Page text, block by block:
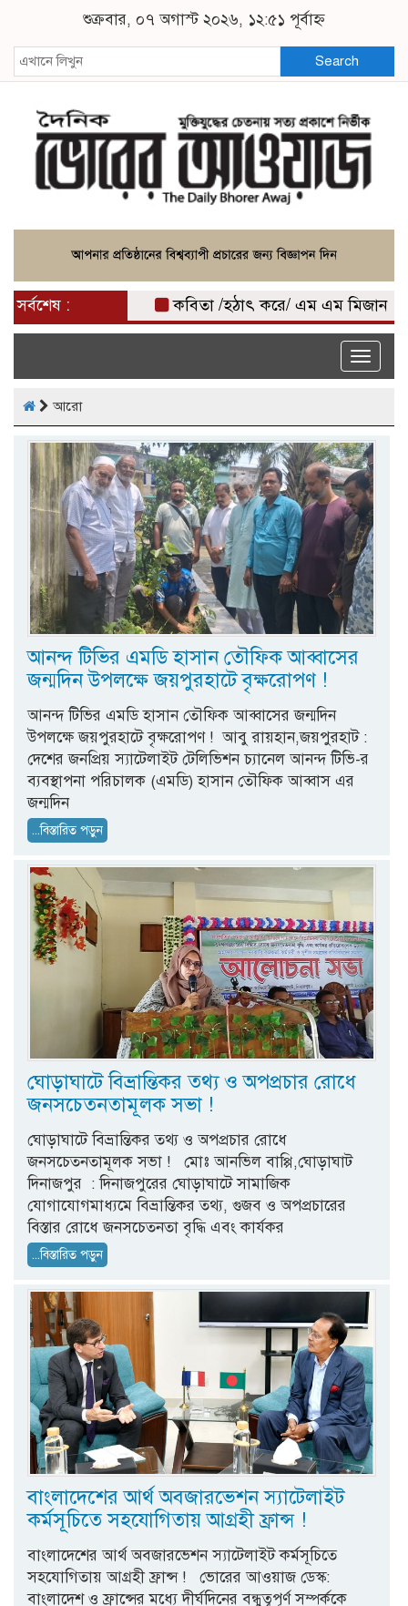
শুক্রবার, ০৭ অগাস্ট ২০২৬, ১২:৫১ পূর্বাহ্ন
Search
সর্বশেষ : কবিতা /হঠাৎ করে/ এম এম মিজান
Toggle
আরো
আনন্দ টিভির এমডি হাসান তৌফিক আব্বাসের
জন্মদিন উপলক্ষে জয়পুরহাটে বৃক্ষরোপণ !
আনন্দ টিভির এমডি হাসান তৌফিক আব্বাসের জন্মদিন
উপলক্ষে জয়পুরহাটে বৃক্ষরোপণ ! ​ আবু রায়হান,জয়পুরহাট : ​
দেশের জনপ্রিয় স্যাটেলাইট টেলিভিশন চ্যানেল আনন্দ টিভি-র
ব্যবস্থাপনা পরিচালক (এমডি) হাসান তৌফিক আব্বাস এর
জন্মদিন
...বিস্তারিত পড়ুন
ঘোড়াঘাটে বিভ্রান্তিকর তথ্য ও অপপ্রচার রোধে
জনসচেতনতামূলক সভা !
ঘোড়াঘাটে বিভ্রান্তিকর তথ্য ও অপপ্রচার রোধে
জনসচেতনতামূলক সভা ! মোঃ আনভিল বাপ্পি,ঘোড়াঘাট
দিনাজপুর : দিনাজপুরের ঘোড়াঘাটে সামাজিক
যোগাযোগমাধ্যমে বিভ্রান্তিকর তথ্য, গুজব ও অপপ্রচারের
বিস্তার রোধে জনসচেতনতা বৃদ্ধি এবং কার্যকর
...বিস্তারিত পড়ুন
বাংলাদেশের আর্থ অবজারভেশন স্যাটেলাইট
কর্মসূচিতে সহযোগিতায় আগ্রহী ফ্রান্স !
বাংলাদেশের আর্থ অবজারভেশন স্যাটেলাইট কর্মসূচিতে
সহযোগিতায় আগ্রহী ফ্রান্স ! ভোরের আওয়াজ ডেস্ক:
বাংলাদেশ ও ফ্রান্সের মধ্যে দীর্ঘদিনের বন্ধুত্বপূর্ণ সম্পর্ককে